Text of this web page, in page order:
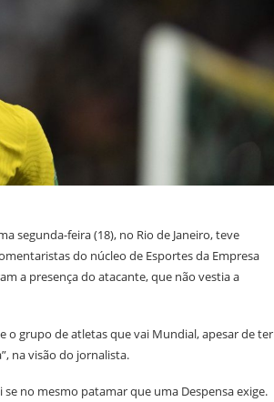
segunda-feira (18), no Rio de Janeiro, teve
do núcleo de Esportes da Empresa
a presença do atacante, que não vestia a
o grupo de atletas que vai Mundial, apesar de ter
na visão do jornalista.
no mesmo patamar que uma Despensa exige.